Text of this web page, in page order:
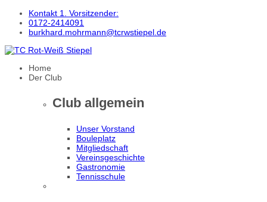
Kontakt 1. Vorsitzender:
0172-2414091
burkhard.mohrmann@tcrwstiepel.de
Home
Der Club
Club allgemein
Unser Vorstand
Bouleplatz
Mitgliedschaft
Vereinsgeschichte
Gastronomie
Tennisschule